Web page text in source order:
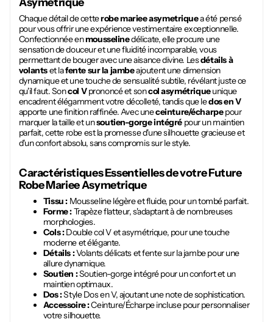
Chaque détail de cetterobe mariee asymetriquea été pensé
pour vous offrir une expérience vestimentaire exceptionnelle.
Confectionnée enmousselinedélicate, elle procure une
sensation de douceur et une fluidité incomparable, vous
permettant de bouger avec une aisance divine. Lesdétails à
volantset lafente sur la jambeajoutent une dimension
dynamique et une touche de sensualité subtile, révélant juste ce
qu'il faut. Soncol Vprononcé et soncol asymétriqueunique
encadrent élégamment votre décolleté, tandis que ledos en V
apporte une finition raffinée. Avec uneceinture/écharpepour
marquer la taille et unsoutien-gorge intégré pour un maintien
parfait, cette robe est la promesse d'une silhouette gracieuse et
d'un confort absolu, sans compromis sur le style.
Caractéristiques Essentielles de votre Future
Robe Mariee Asymetrique
Tissu :Mousseline légère et fluide, pour un tombé parfait.
Forme :Trapèze flatteur, s'adaptant à de nombreuses
morphologies.
Cols :Double col V et asymétrique, pour une touche
moderne et élégante.
Détails :Volants délicats et fente sur la jambe pour une
allure dynamique.
Soutien :Soutien-gorge intégré pour un confort et un
maintien optimaux.
Dos :Style Dos en V, ajoutant une note de sophistication.
Accessoire :Ceinture/Écharpe incluse pour personnaliser
votre silhouette.